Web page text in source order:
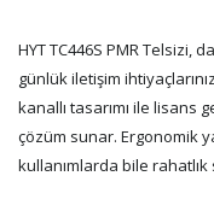
HYT TC446S PMR Telsizi,
günlük iletişim
kanallı tasarımı ile lisans
çözüm sunar. Ergonomik
kullanımlarda bile rahatlık